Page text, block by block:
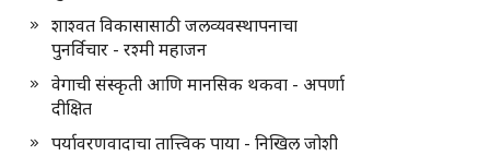
शाश्वत विकासासाठी जलव्यवस्थापनाचा
पुनर्विचार - रश्मी महाजन
वेगाची संस्कृती आणि मानसिक थकवा - अपर्णा
दीक्षित
पर्यावरणवादाचा तात्त्विक पाया - निखिल जोशी